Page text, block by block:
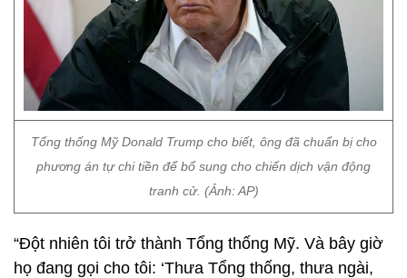
Tổng thống Mỹ Donald Trump cho biết, ông đã chuẩn bị cho
phương án tự chi tiền để bổ sung cho chiến dịch vận động
tranh cử. (Ảnh: AP)
“Đột nhiên tôi trở thành Tổng thống Mỹ. Và bây giờ
họ đang gọi cho tôi: ‘Thưa Tổng thống, thưa ngài,